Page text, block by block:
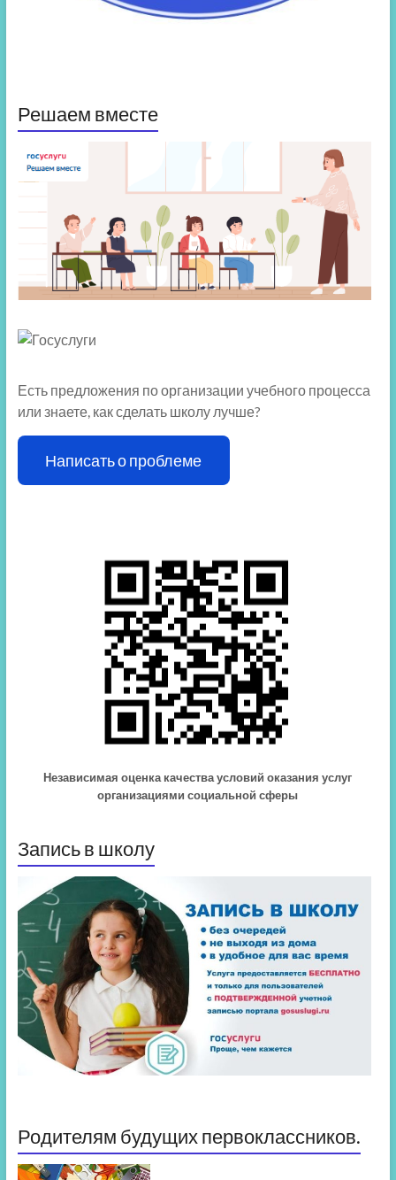
Решаем вместе
Есть предложения по организации учебного процесса
или знаете, как сделать школу лучше?
Написать о проблеме
Независимая оценка качества условий оказания услуг
организациями социальной сферы
Запись в школу
Родителям будущих первоклассников.